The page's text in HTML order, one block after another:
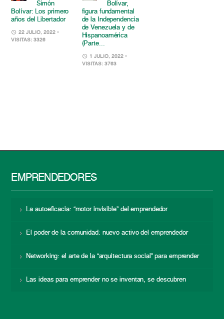
Simón
Bolívar: Los primero
años del Libertador
22 JULIO, 2022 •
VISITAS: 3326
Bolívar,
figura fundamental
de la Independencia
de Venezuela y de
Hispanoamérica
(Parte...
1 JULIO, 2022 •
VISITAS: 3763
EMPRENDEDORES
La autoeficacia: “motor invisible” del emprendedor
El poder de la comunidad: nuevo activo del emprendedor
Networking: el arte de la “arquitectura social” para emprender
Las ideas para emprender no se inventan, se descubren